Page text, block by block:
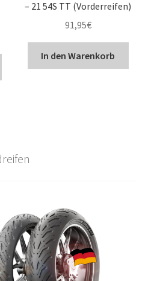
– 21 54S TT (Vorderreifen)
91,95€
In den Warenkorb